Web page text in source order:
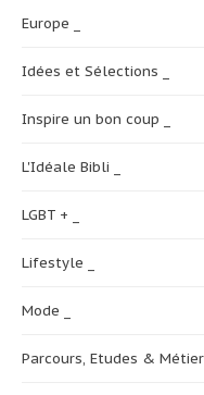
Europe _
Idées et Sélections _
Inspire un bon coup _
L'Idéale Bibli _
LGBT + _
Lifestyle _
Mode _
Parcours, Etudes & Métier